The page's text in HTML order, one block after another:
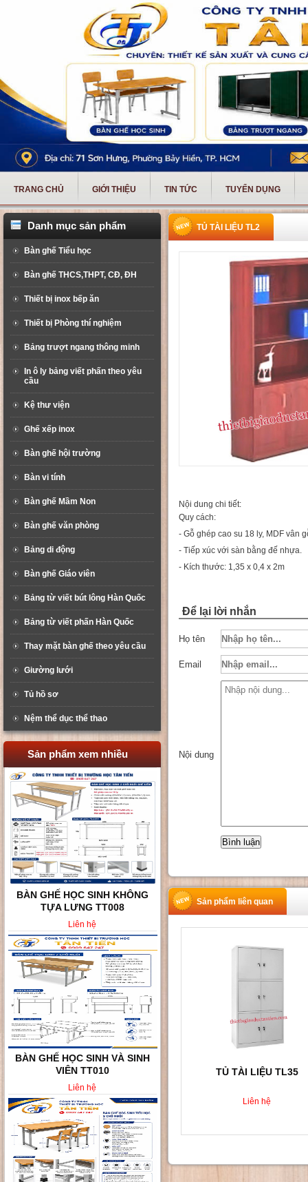
TRANG CHỦ GIỚI THIỆU TIN TỨC TUYỂN DỤNG
Danh mục sản phẩm
Bàn ghế Tiểu học
Bàn ghế THCS,THPT, CĐ, ĐH
Thiết bị inox bếp ăn
Thiết bị Phòng thí nghiệm
Bảng trượt ngang thông minh
In ô ly bảng viết phấn theo yêu
cầu
Kệ thư viện
Ghế xếp inox
Bàn ghế hội trường
Bàn vi tính
Bàn ghế Mầm Non
Bàn ghế văn phòng
Bảng di động
Bàn ghế Giáo viên
Bảng từ viết bút lông Hàn Quốc
Bảng từ viết phấn Hàn Quốc
Thay mặt bàn ghế theo yêu cầu
Giường lưới
Tủ hồ sơ
Nệm thể dục thể thao
Sản phẩm xem nhiều
BÀN GHẾ HỌC SINH VÀ SINH
VIÊN TT010
Liên hệ
BÀN GHẾ HỌC SINH 2 CHỖ
NGỒI TT02
Liên hệ
TỦ TÀI LIỆU TL2
Nội dung chi tiết:
Quy cách:
- Gỗ ghép cao su 18 ly, MDF vân
- Tiếp xúc với sàn bằng đế nhựa.
- Kích thước: 1,35 x 0,4 x 2m
Để lại lời nhắn
Họ tên
Email
Nội dung
Sản phẩm liên quan
TỦ TÀI LIỆU TL35
Liên hệ